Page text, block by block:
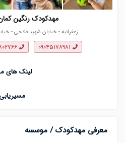
مهدکودک رنگین
زعفرانیه - خیابان شهید فلاحی -
لینک های
مسیریابی
معرفی مهدکودک / موسسه